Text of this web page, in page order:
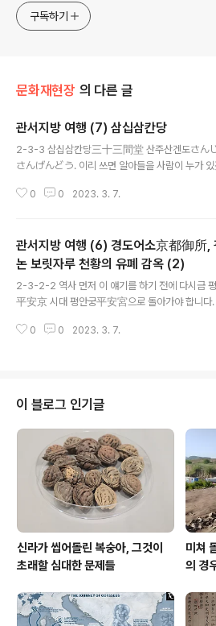
approach will be to resist any common
generalized viewpoint
구독하기
문화재현장 의 다른 글
관서지방 여행 (7) 삼십삼칸당
2-3-3 삼십삼칸당三十三間堂 산주산겐도さん
さんげんどう. 이리 쓰면 알아들을 사람이 누가
칸 건물이라는 뜻이다. 이를 위해 무엇보다 칸이라는
글자 그대로 공간 space를 의미한다. 이 칸은 오직
아 목조건축에서만 해당한다. 그것도 건물 기둥을 기
로 성립한다. 그 건물 기둥도 작은 기둥이 아니라 주
라 할 만한 것만을 대상으로 한다. 칸은 이런 主기둥
른 주기둥 사이 숫자다. 어떤 건물이 몇 칸인가는 이
총 숫자에서 1를 빼면 된다. 다시 말해 주기둥이 10
0 0 2023. 3. 7.
관서지방 여행 (6) 경도어소京都御所,
논 보릿자루 천황의 유폐 감옥 (2)
2-3-2-2 역사 먼저 이 얘기를 하기 전에 다시금
平安京 시대 평안궁平安宮으로 돌아가야 합니다.
합니다. 아래가 그것입니다. 오른쪽 상단에 현재의
안, 대략 600년 간 황궁은 저 평안궁이었다가 우리
시대 후기인 14세기에 접어들어 지금의 경도어소로
자리가 옮겨졌습니다. 천황이 상시로 거주하는 공
의 황궁 자리를 경도어소는 명치시대에 에도, 곧 지
경에 내주고 마는데, 이로써 본다면 경도어소가 황
기능한 기간은 대략 500년입니다. 따라서 황..
0 0 2023. 3. 7.
이 블로그 인기글
신라가 씹어돌린 복숭아, 그것이
초래할 심대한 문제들
미쳐
의 경